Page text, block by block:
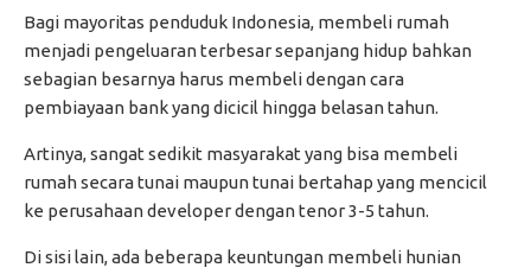
Bagi mayoritas penduduk Indonesia, membeli rumah
menjadi pengeluaran terbesar sepanjang hidup bahkan
sebagian besarnya harus membeli dengan cara
pembiayaan bank yang dicicil hingga belasan tahun.
Artinya, sangat sedikit masyarakat yang bisa membeli
rumah secara tunai maupun tunai bertahap yang mencicil
ke perusahaan developer dengan tenor 3-5 tahun.
Di sisi lain, ada beberapa keuntungan membeli hunian